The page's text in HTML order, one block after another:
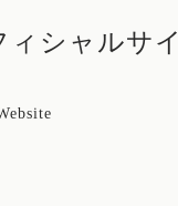
ィシャルサイ